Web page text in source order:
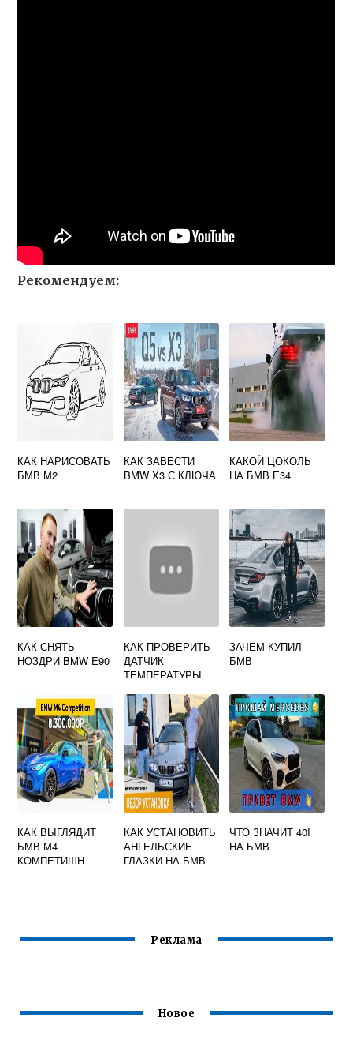
Рекомендуем:
КАК НАРИСОВАТЬ
БМВ М2
КАК ЗАВЕСТИ
BMW X3 С КЛЮЧА
КАКОЙ ЦОКОЛЬ
НА БМВ Е34
КАК СНЯТЬ
НОЗДРИ BMW E90
КАК ПРОВЕРИТЬ
ДАТЧИК
ТЕМПЕРАТУРЫ
ВОЗДУХА БМВ
Е39
ЗАЧЕМ КУПИЛ
БМВ
КАК ВЫГЛЯДИТ
БМВ М4
КОМПЕТИШН
КАК УСТАНОВИТЬ
АНГЕЛЬСКИЕ
ГЛАЗКИ НА БМВ
ЧТО ЗНАЧИТ 40I
НА БМВ
Реклама
Новое